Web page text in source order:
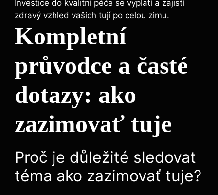
Investice do kvalitní péče se vyplatí a zajistí
zdravý vzhled vašich tují po celou zimu.
Kompletní
průvodce a časté
dotazy: ako
zazimovať tuje
Proč je důležité sledovat
téma ako zazimovať tuje?